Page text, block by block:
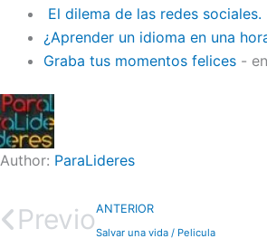
El dilema de las redes sociales.
¿Aprender un idioma en una
Graba tus momentos felices -
Author: ParaLideres
PrevioANTERIOR
Salvar una vida / Pelicula